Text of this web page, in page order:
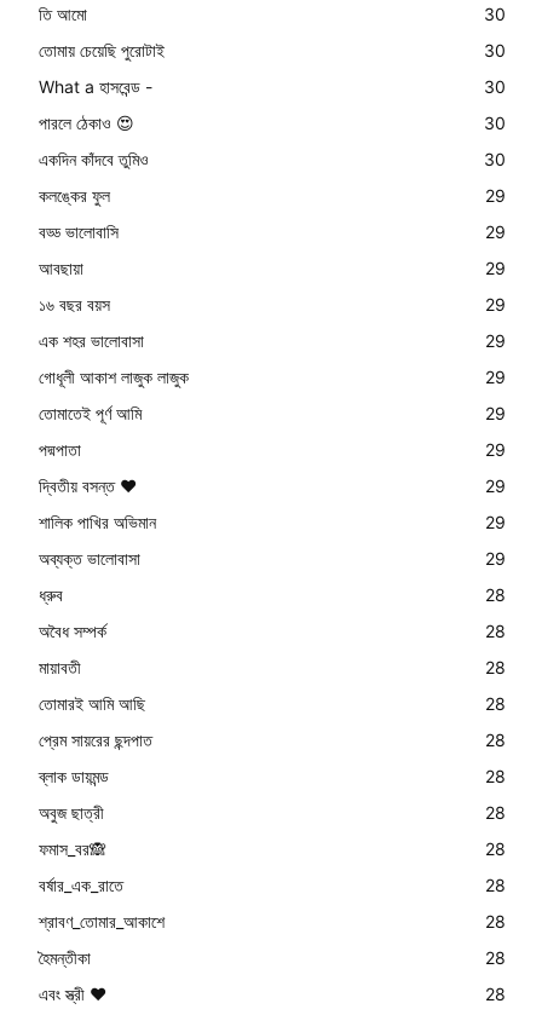
তি আমো
30
তোমায় চেয়েছি পুরোটাই
30
What a হাসবেন্ড -
30
পারলে ঠেকাও 😍
30
একদিন কাঁদবে তুমিও
30
কলঙ্কের ফুল
29
বড্ড ভালোবাসি
29
আবছায়া
29
১৬ বছর বয়স
29
এক শহর ভালোবাসা
29
গোধূলী আকাশ লাজুক লাজুক
29
তোমাতেই পূর্ণ আমি
29
পদ্মপাতা
29
দ্বিতীয় বসন্ত ❤️
29
শালিক পাখির অভিমান
29
অব্যক্ত ভালোবাসা
29
ধ্রুব
28
অবৈধ সম্পর্ক
28
মায়াবতী
28
তোমারই আমি আছি
28
প্রেম সায়রের ছন্দপাত
28
ব্লাক ডায়মন্ড
28
অবুজ ছাত্রী
28
ফমাস_বর🙈
28
বর্ষার_এক_রাতে
28
শ্রাবণ_তোমার_আকাশে
28
হৈমন্তীকা
28
এবং স্ত্রী ❤️
28